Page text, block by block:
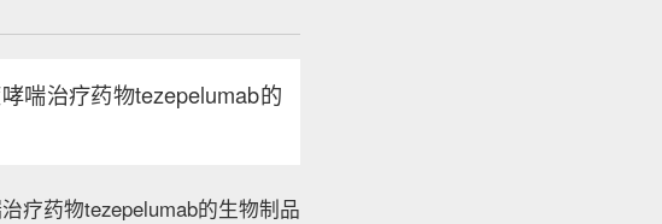
喘治疗药物tezepelumab的
疗药物tezepelumab的生物制品